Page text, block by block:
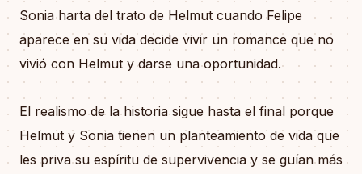
Sonia harta del trato de Helmut cuando Felipe
aparece en su vida decide vivir un romance que no
vivió con Helmut y darse una oportunidad.
El realismo de la historia sigue hasta el final porque
Helmut y Sonia tienen un planteamiento de vida que
les priva su espíritu de supervivencia y se guían más